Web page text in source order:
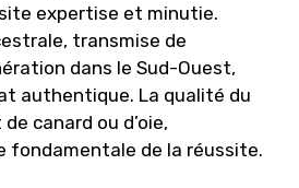
expertise et minutie.
transmise de
dans le Sud-Ouest,
authentique. La qualité du
canard ou d’oie,
fondamentale de la réussite.